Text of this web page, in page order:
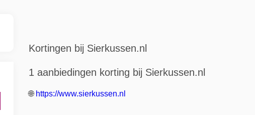
Kortingen bij Sierkussen.nl
1 aanbiedingen korting bij Sierkussen.nl
🌐 https://www.sierkussen.nl